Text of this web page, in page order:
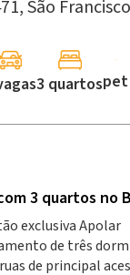
São
3 quartospet
3 quartos no
exclusiva Apolar
de três
de principal